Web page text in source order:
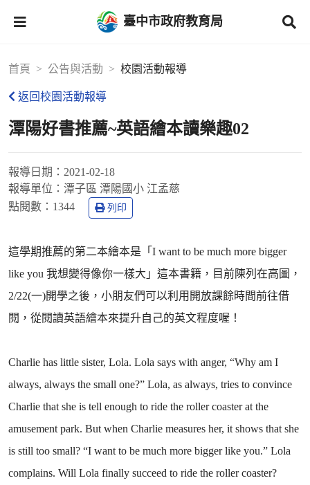
臺中市政府教育局
首頁 公告與活動 校園活動報導
返回校園活動報導
潭陽好書推薦~英語繪本讀樂趣02
報導日期： 2021-02-18
報導單位： 潭子區 潭陽國小 江孟慈
點閱數： 1344 列印
這學期推薦的第二本繪本是「I want to be much more bigger
like you 我想變得像你一樣大」這本書籍，目前陳列在高圖，
2/22(一)開學之後，小朋友們可以利用開放課餘時間前往借
閱，從閱讀英語繪本來提升自己的英文程度喔！
Charlie has little sister, Lola. Lola says with anger, “Why am I
always, always the small one?” Lola, as always, tries to convince
Charlie that she is tell enough to ride the roller coaster at the
amusement park. But when Charlie measures her, it shows that she
is still too small? “I want to be much more bigger like you.” Lola
complains. Will Lola finally succeed to ride the roller coaster?